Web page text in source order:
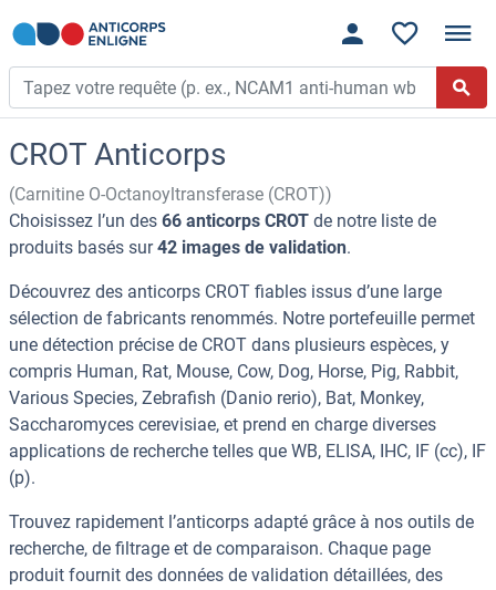
CROT Anticorps
(Carnitine O-Octanoyltransferase (CROT))
Choisissez l’un des 66 anticorps CROT de notre liste de
produits basés sur42 images de validation.
Découvrez des anticorps CROT fiables issus d’une large
sélection de fabricants renommés. Notre portefeuille permet
une détection précise de CROT dans plusieurs espèces, y
compris Human, Rat, Mouse, Cow, Dog, Horse, Pig, Rabbit,
Various Species, Zebrafish (Danio rerio), Bat, Monkey,
Saccharomyces cerevisiae, et prend en charge diverses
applications de recherche telles que WB, ELISA, IHC, IF (cc), IF
(p).
Trouvez rapidement l’anticorps adapté grâce à nos outils de
recherche, de filtrage et de comparaison. Chaque page
produit fournit des données de validation détaillées, des